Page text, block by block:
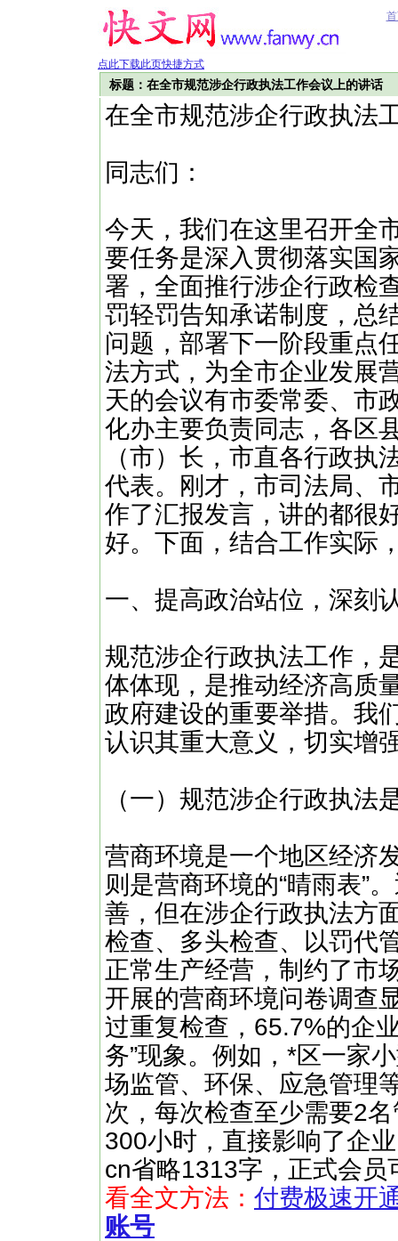
点此下载此页快捷方式
标题：在全市规范涉企行政执法工作会议上的讲话
在全市规范涉企行政执法
同志们：
今天，我们在这里召开全
要任务是深入贯彻落实国
署，全面推行涉企行政检
罚轻罚告知承诺制度，总
问题，部署下一阶段重点
法方式，为全市企业发展
天的会议有市委常委、市
化办主要负责同志，各区
（市）长，市直各行政执
代表。刚才，市司法局、
作了汇报发言，讲的都很
好。下面，结合工作实际
一、提高政治站位，深刻
规范涉企行政执法工作，
体体现，是推动经济高质
政府建设的重要举措。我
认识其重大意义，切实增
（一）规范涉企行政执法
营商环境是一个地区经济
则是营商环境的“晴雨表”
善，但在涉企行政执法方
检查、多头检查、以罚代
正常生产经营，制约了市
开展的营商环境问卷调查
过重复检查，65.7%的企
务”现象。例如，*区一家
场监管、环保、应急管理
次，每次检查至少需要2
300小时，直接影响了
cn省略1313字，正式会
看全文方法： 付费极速开
账号